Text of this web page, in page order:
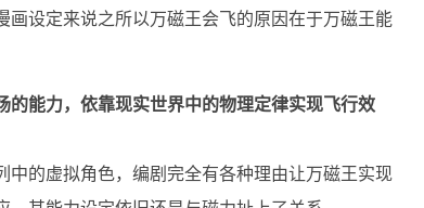
画设定来说之所以万磁王会飞的原因在于万磁王能
的能力，依靠现实世界中的物理定律实现飞行效
中的虚拟角色，编剧完全有各种理由让万磁王实现